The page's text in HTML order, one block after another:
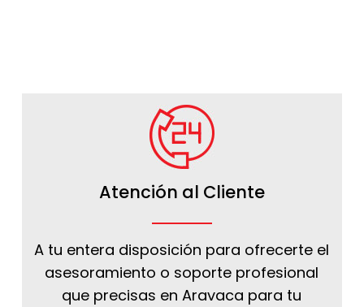
Atención al Cliente
A tu entera disposición para ofrecerte el
asesoramiento o soporte profesional
que precisas en Aravaca para tu